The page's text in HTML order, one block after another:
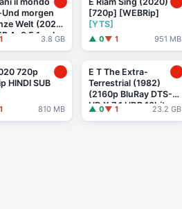
morgen
Welt (2020)
Ac3 5.1 sub
3.8 GB
[720p] [WEBRip]
[YTS]
▲ 0▼ 1 951 MB
720p
HINDI SUB
810 MB
E T The Extra-
Terrestrial (1982)
(2160p BluRay DTS-
HD X 7 1 HDR 10bit
▲ 0▼ 1 23.2 GB